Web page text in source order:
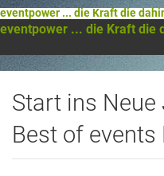
eventpower ... die Kraft die
eventpower ... die Kraft die
Startseite
Das war 2023
Start ins Neue
Best of events